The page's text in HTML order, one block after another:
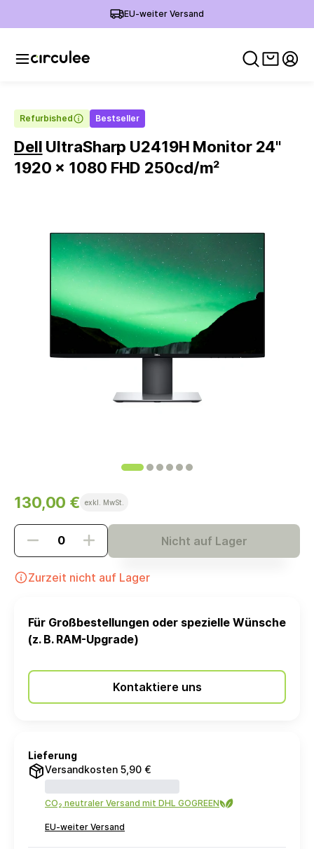
EU-weiter Versand
Refurbished Bestseller
Dell UltraSharp U2419H Monitor 24''
1920 x 1080 FHD 250cd/m²
130,00 € exkl. MwSt.
Nicht auf Lager
Zurzeit nicht auf Lager
Für Großbestellungen oder spezielle Wünsche
(z. B. RAM-Upgrade)
Kontaktiere uns
Lieferung
Versandkosten 5,90 €
CO₂ neutraler Versand mit DHL GOGREEN
EU-weiter Versand